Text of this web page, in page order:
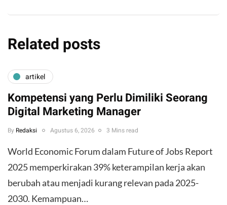
Related posts
artikel
Kompetensi yang Perlu Dimiliki Seorang
Digital Marketing Manager
By Redaksi Agustus 6, 2026 3 Mins read
World Economic Forum dalam Future of Jobs Report
2025 memperkirakan 39% keterampilan kerja akan
berubah atau menjadi kurang relevan pada 2025-
2030. Kemampuan…